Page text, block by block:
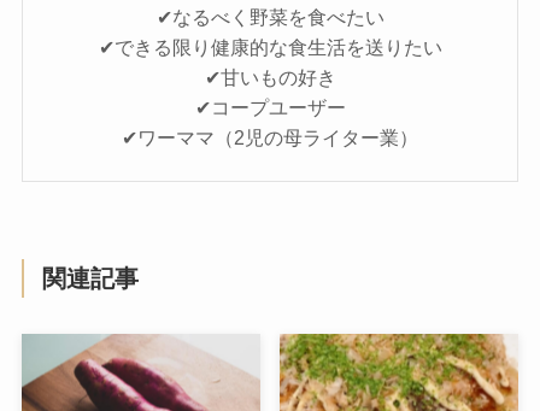
✔なるべく野菜を食べたい
✔できる限り健康的な食生活を送りたい
✔甘いもの好き
✔コープユーザー
✔ワーママ（2児の母ライター業）
関連記事